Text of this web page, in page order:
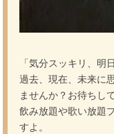
「気分スッキリ、明
過去、現在、未来に
ませんか？お待ちし
飲み放題や歌い放題
すよ。